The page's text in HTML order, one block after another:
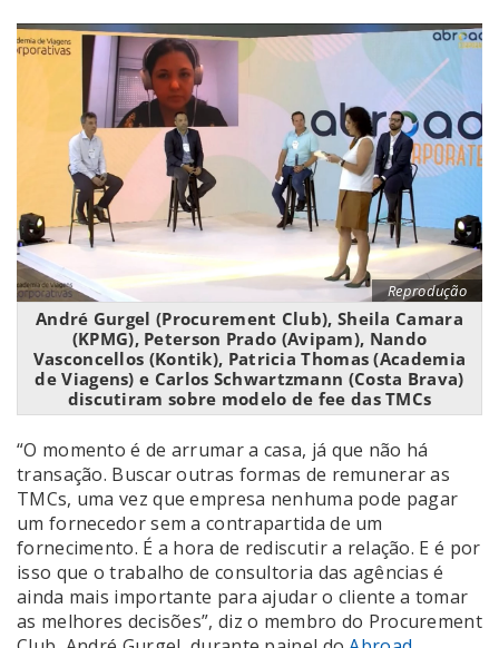
Reprodução
André Gurgel (Procurement Club), Sheila Camara
(KPMG), Peterson Prado (Avipam), Nando
Vasconcellos (Kontik), Patricia Thomas (Academia
de Viagens) e Carlos Schwartzmann (Costa Brava)
discutiram sobre modelo de fee das TMCs
“O momento é de arrumar a casa, já que não há
transação. Buscar outras formas de remunerar as
TMCs, uma vez que empresa nenhuma pode pagar
um fornecedor sem a contrapartida de um
fornecimento. É a hora de rediscutir a relação. E é por
isso que o trabalho de consultoria das agências é
ainda mais importante para ajudar o cliente a tomar
as melhores decisões”, diz o membro do Procurement